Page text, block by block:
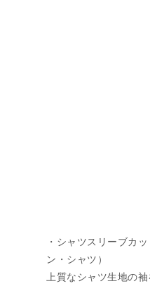
・シャツスリーブカ
ン・シャツ）
上質なシャツ生地の